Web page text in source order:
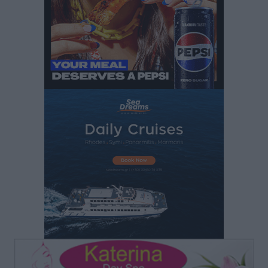
μελτέμια έως 9 μποφόρ, σε «Red Code» 6 περιοχές
Τοπικές Ειδήσεις• πριν 22 ώρες
Τα φοιτητικά ενοίκια «τινάζουν στον αέρα» τους
οικογενειακούς προϋπολογισμούς
Ειδήσεις• πριν 22 ώρες
Δυνάμεις στη νήσο Ρω
34.000 αναχωρούν σήμερα μόνο από τον Πειραιά
Ειδήσεις• πριν 22 ώρες
Μόνιμες θέσεις στους παιδικούς σταθμούς: Οι
προϋποθέσεις, η 24μηνη εμπειρία και οι προθεσμίες